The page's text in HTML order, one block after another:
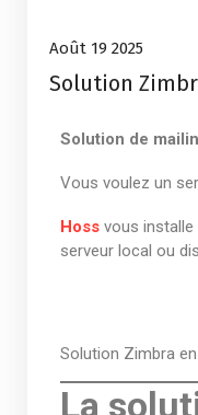
Août 19 2025
Solution
Solution de
Vous voulez un
Hoss vous installe
serveur local ou
Solution Zimbra
La